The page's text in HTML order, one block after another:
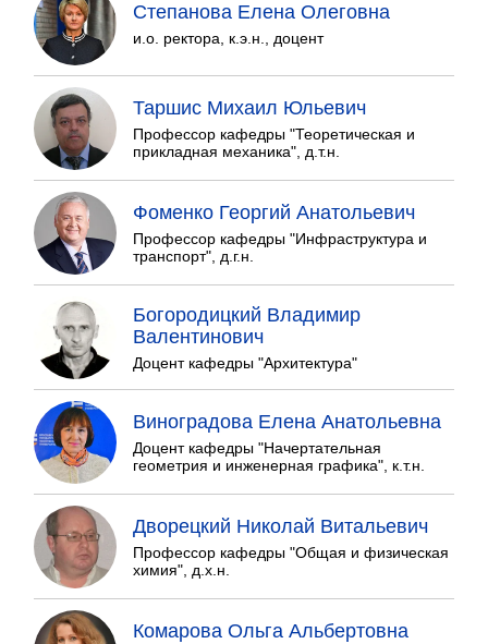
Степанова Елена Олеговна
и.о. ректора, к.э.н., доцент
Таршис Михаил Юльевич
Профессор кафедры "Теоретическая и
прикладная механика", д.т.н.
Фоменко Георгий Анатольевич
Профессор кафедры "Инфраструктура и
транспорт", д.г.н.
Богородицкий Владимир
Валентинович
Доцент кафедры "Архитектура"
Виноградова Елена Анатольевна
Доцент кафедры "Начертательная
геометрия и инженерная графика", к.т.н.
Дворецкий Николай Витальевич
Профессор кафедры "Общая и физическая
химия", д.х.н.
Комарова Ольга Альбертовна